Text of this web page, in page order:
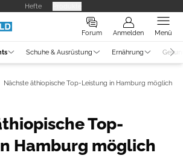
Hefte
Forum Anmelden Menü
Schuhe & Ausrüstung Ernährung
Nächste äthiopische Top-Leistung in Hamburg möglich
Top-
Hamburg möglich